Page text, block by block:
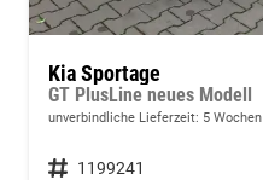
Kia Sportage
GT PlusLine neues Modell
unverbindliche Lieferzeit: 5 Wochen
Fahrzeugnummer 1199241